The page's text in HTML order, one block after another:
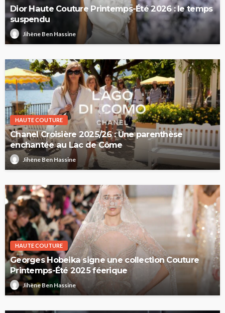
Dior Haute Couture Printemps-Été 2026 : le temps
suspendu
Jihène Ben Hassine
HAUTE COUTURE
Chanel Croisière 2025/26 : Une parenthèse
enchantée au Lac de Côme
Jihène Ben Hassine
HAUTE COUTURE
Georges Hobeika signe une collection Couture
Printemps-Été 2025 féerique
Jihène Ben Hassine